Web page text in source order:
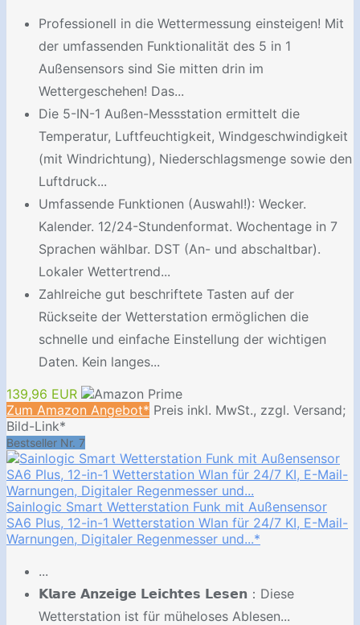
Professionell in die Wettermessung einsteigen! Mit
der umfassenden Funktionalität des 5 in 1
Außensensors sind Sie mitten drin im
Wettergeschehen! Das...
Die 5-IN-1 Außen-Messstation ermittelt die
Temperatur, Luftfeuchtigkeit, Windgeschwindigkeit
(mit Windrichtung), Niederschlagsmenge sowie den
Luftdruck...
Umfassende Funktionen (Auswahl!): Wecker.
Kalender. 12/24-Stundenformat. Wochentage in 7
Sprachen wählbar. DST (An- und abschaltbar).
Lokaler Wettertrend...
Zahlreiche gut beschriftete Tasten auf der
Rückseite der Wetterstation ermöglichen die
schnelle und einfache Einstellung der wichtigen
Daten. Kein langes...
139,96 EUR
Zum Amazon Angebot* Preis inkl. MwSt., zzgl. Versand;
Bild-Link*
Bestseller Nr. 7
Sainlogic Smart Wetterstation Funk mit Außensensor
SA6 Plus, 12-in-1 Wetterstation Wlan für 24/7 KI, E-Mail-
Warnungen, Digitaler Regenmesser und...*
...
𝗞𝗹𝗮𝗿𝗲 𝗔𝗻𝘇𝗲𝗶𝗴𝗲 𝗟𝗲𝗶𝗰𝗵𝘁𝗲𝘀 𝗟𝗲𝘀𝗲𝗻：Diese
Wetterstation ist für müheloses Ablesen...